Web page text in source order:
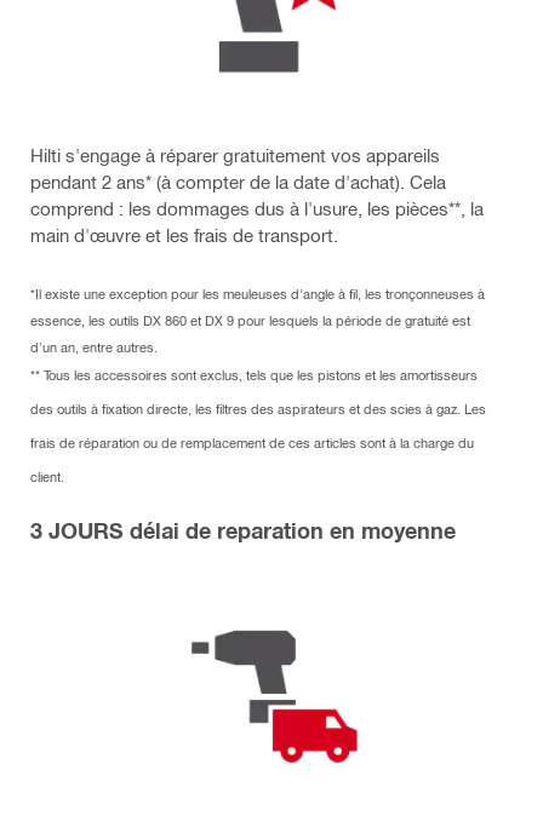
Hilti s'engage à réparer gratuitement vos appareils
pendant 2 ans* (à compter de la date d'achat). Cela
comprend : les dommages dus à l'usure, les pièces**, la
main d'œuvre et les frais de transport.
*Il existe une exception pour les meuleuses d'angle à fil, les tronçonneuses à
essence, les outils DX 860 et DX 9 pour lesquels la période de gratuité est
d'un an, entre autres.
** Tous les accessoires sont exclus, tels que les pistons et les amortisseurs
des outils à fixation directe, les filtres des aspirateurs et des scies à gaz. Les
frais de réparation ou de remplacement de ces articles sont à la charge du
client.
3 JOURS délai de reparation en moyenne